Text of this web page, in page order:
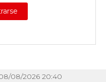
08/2026 20:40